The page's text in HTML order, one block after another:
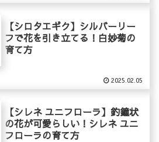
【シロタエギク】シルバーリー
フで花を引き立てる！白妙菊の
育て方
2025.02.05
【シレネ ユニフローラ】釣鐘状
の花が可愛らしい！シレネ ユニ
フローラの育て方